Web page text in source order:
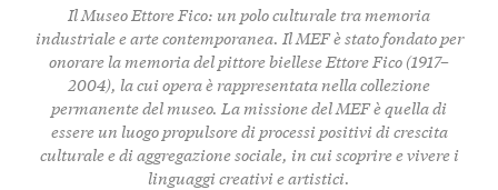
Il Museo Ettore Fico: un polo culturale tra memoria
industriale e arte contemporanea. Il MEF è stato fondato per
onorare la memoria del pittore bielleseEttore Fico (1917–
2004), la cui opera è rappresentata nella collezione
permanente del museo. La missione del MEF è quella di
essere un luogo propulsore di processi positivi di crescita
culturale e di aggregazione sociale, in cui scoprire e vivere i
linguaggi creativi e artistici.